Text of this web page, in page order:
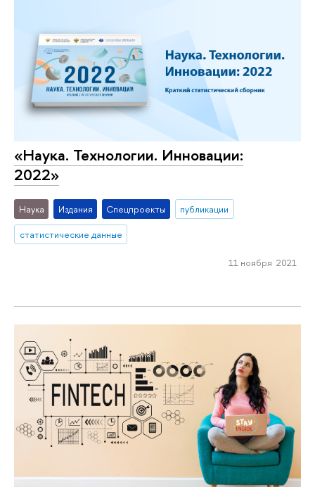
«Наука. Технологии. Инновации:
2022»
Наука Издания Спецпроекты
публикации
статистические данные
11 ноября 2021